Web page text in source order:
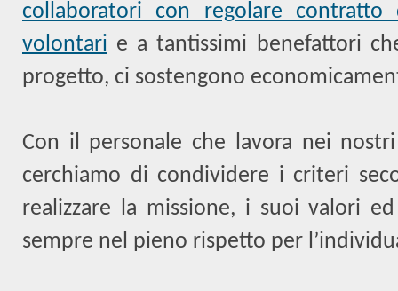
collaboratori con regolare
volontari e a tantissimi benefattori
progetto, ci sostengono
Con il personale che lavora nei
cerchiamo di condividere i criteri
realizzare la missione, i suoi valori
sempre nel pieno rispetto per